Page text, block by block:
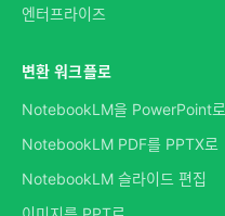
엔터프라이즈
변환 워크플로
NotebookLM을 PowerPoint로
NotebookLM PDF를 PPTX로
NotebookLM 슬라이드 편집